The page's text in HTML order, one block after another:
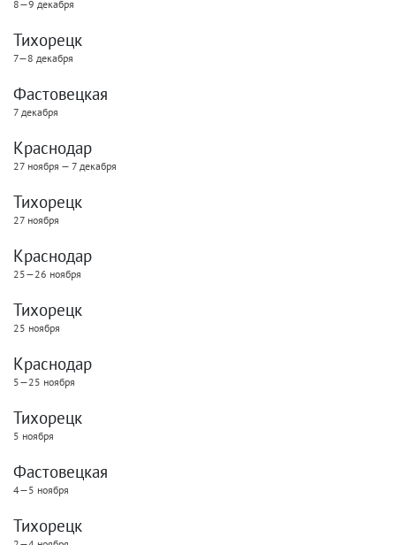
8—9 декабря
Тихорецк
7—8 декабря
Фастовецкая
7 декабря
Краснодар
27 ноября — 7 декабря
Тихорецк
27 ноября
Краснодар
25—26 ноября
Тихорецк
25 ноября
Краснодар
5—25 ноября
Тихорецк
5 ноября
Фастовецкая
4—5 ноября
Тихорецк